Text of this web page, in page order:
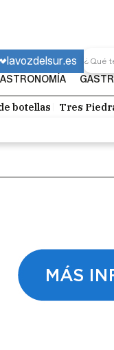
lavozdelsur.es
botellas Tres